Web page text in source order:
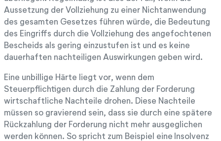
Aussetzung der Vollziehung zu einer Nichtanwendung
des gesamten Gesetzes führen würde, die Bedeutung
des Eingriffs durch die Vollziehung des angefochtenen
Bescheids als gering einzustufen ist und es keine
dauerhaften nachteiligen Auswirkungen geben wird.
Eine unbillige Härte liegt vor, wenn dem
Steuerpflichtigen durch die Zahlung der Forderung
wirtschaftliche Nachteile drohen. Diese Nachteile
müssen so gravierend sein, dass sie durch eine spätere
Rückzahlung der Forderung nicht mehr ausgeglichen
werden können. So spricht zum Beispiel eine Insolvenz